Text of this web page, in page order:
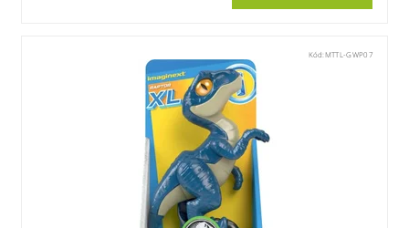
Kód:MTTL-GWP07